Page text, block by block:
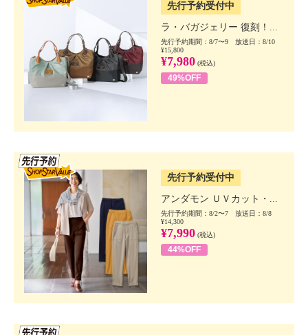
先行予約受付中
ラ・バガジェリー 復刻！...
先行予約期間：8/7〜9 放送日：8/10
¥15,800
¥7,980 (税込)
49%OFF
先行予約受付中
アンダモン ＵＶカット・...
先行予約期間：8/2〜7 放送日：8/8
¥14,300
¥7,990 (税込)
44%OFF